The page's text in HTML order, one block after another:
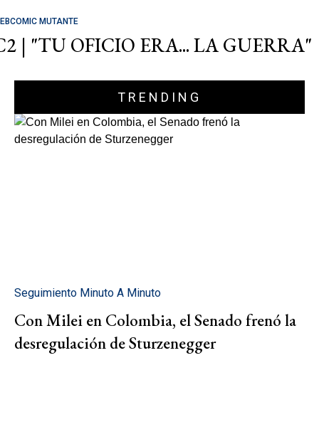
MUTANTE
| "TU OFICIO ERA... LA GUERRA"
TRENDING
Seguimiento Minuto A Minuto
Con Milei en Colombia, el Senado frenó la
desregulación de Sturzenegger